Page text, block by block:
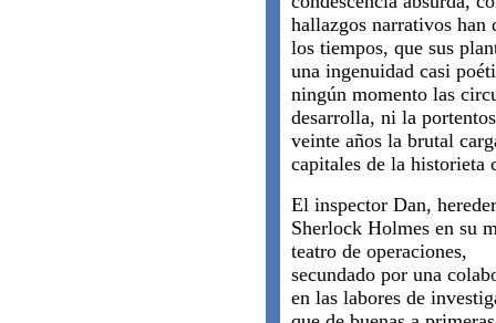
hallazgos narrativos han
los tiempos, que sus
una ingenuidad casi
ningún momento las
desarrolla, ni la
veinte años la brutal
capitales de la historieta
El inspector Dan,
Sherlock Holmes en su
teatro de operaciones,
secundado por una
en las labores de